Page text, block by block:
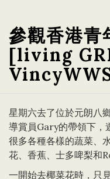
參觀香港青
[living
星期六去了位於元朗八
導賞員Gary的帶領下，
很多各種各樣的蔬菜、
花、香蕉、士多啤梨和
一開始去椰菜花時，只